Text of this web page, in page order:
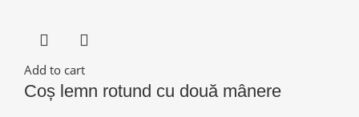
Add to cart
Coș lemn rotund cu două mânere